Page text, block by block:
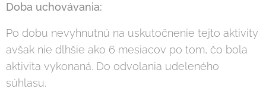
Doba uchovávania:
Po dobu nevyhnutnú na uskutočnenie tejto aktivity
avšak nie dlhšie ako 6 mesiacov po tom, čo bola
aktivita vykonaná. Do odvolania udeleného
súhlasu.